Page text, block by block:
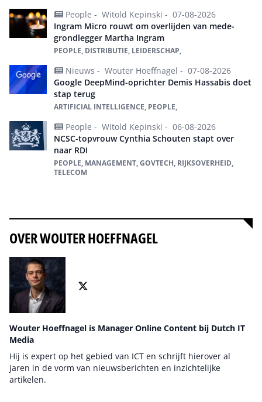
People - Witold Kepinski - 07-08-2026
Ingram Micro rouwt om overlijden van mede-
grondlegger Martha Ingram
PEOPLE, DISTRIBUTIE, LEIDERSCHAP,
Nieuws - Wouter Hoeffnagel - 07-08-2026
Google DeepMind-oprichter Demis Hassabis doet
stap terug
ARTIFICIAL INTELLIGENCE, PEOPLE,
People - Witold Kepinski - 06-08-2026
NCSC-topvrouw Cynthia Schouten stapt over
naar RDI
PEOPLE, MANAGEMENT, GOVTECH, RIJKSOVERHEID,
TELECOM
OVER WOUTER HOEFFNAGEL
Wouter Hoeffnagel is Manager Online Content bij Dutch IT
Media
Hij is expert op het gebied van ICT en schrijft hierover al
jaren in de vorm van nieuwsberichten en inzichtelijke
artikelen.